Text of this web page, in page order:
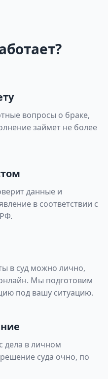
вопросы о браке,
займет не более
данные и
в соответствии с
в суд можно лично,
Мы подготовим
под вашу ситуацию.
дела в личном
суда очно, по